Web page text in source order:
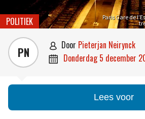
Paris Gare de
POLITIEK
PN  door Pieterjan Neirynck
 donderdag 5 december
Lees voor